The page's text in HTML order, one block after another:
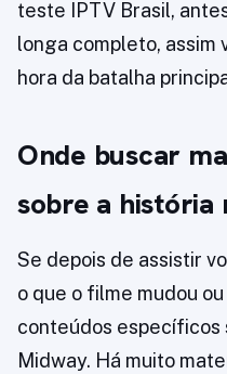
teste IPTV Brasil,
longa completo, assim
hora da batalha
Onde buscar
sobre a história
Se depois de assistir
o que o filme mudou
conteúdos específicos
Midway. Há muito